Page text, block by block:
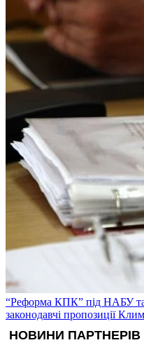
“Реформа КПК” під НАБУ
законодавчі пропозиції